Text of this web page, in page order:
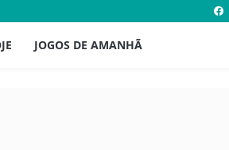
JOGOS DE AMANHÃ